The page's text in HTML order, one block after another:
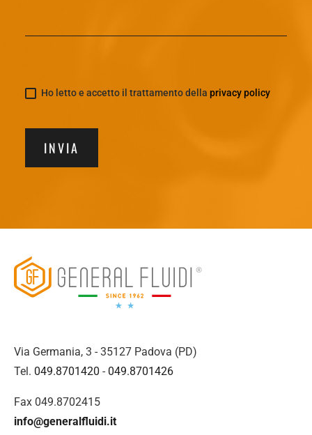
Ho letto e accetto il trattamento della privacy policy
INVIA
Via Germania, 3 - 35127 Padova (PD)
Tel. 049.8701420 - 049.8701426
Fax 049.8702415
info@generalfluidi.it